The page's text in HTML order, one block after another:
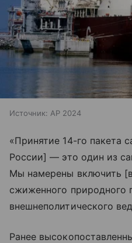
Источник: AP 2024
«Принятие 14-го пакета
России] — это один из
Мы намерены включить
сжиженного природного
внешнеполитического
Ранее